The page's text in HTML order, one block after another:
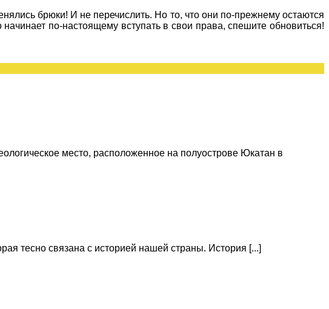
брюки! И не перечислить. Но то, что они по-прежнему остаются
по-настоящему вступать в свои права, спешите обновиться!
место, расположенное на полуострове Юкатан в
тесно связана с историей нашей страны. История [...]